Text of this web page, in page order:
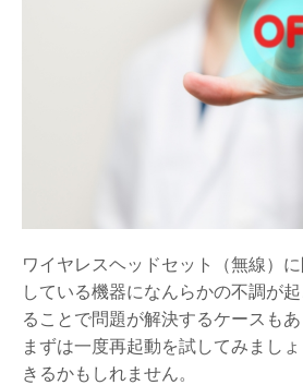
ワイヤレスヘッドセット（無線）
している機器になんらかの不調が
ることで問題が解決するケースもあ
まずは一度再起動を試してみまし
きるかもしれません。